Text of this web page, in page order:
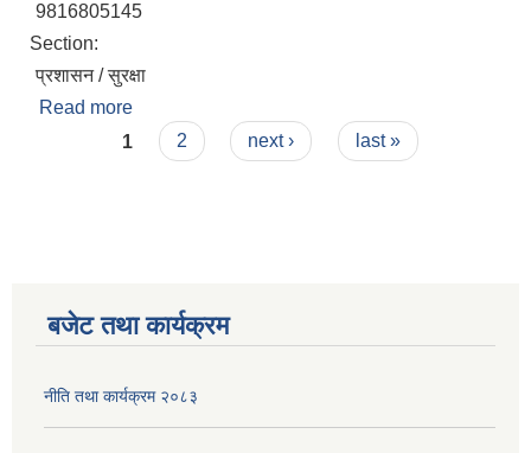
9816805145
Section:
प्रशासन / सुरक्षा
Read more
Pages
1 2 next › last »
बजेट तथा कार्यक्रम
नीति तथा कार्यक्रम २०८३